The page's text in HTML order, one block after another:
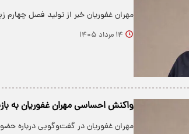
مهران غفوریان خبر از تولید فصل چهارم
۱۴ مرداد ۱۴۰۵
واکنش احساسی مهران غفوریان به
مهران غفوریان در گفت‌وگویی درباره